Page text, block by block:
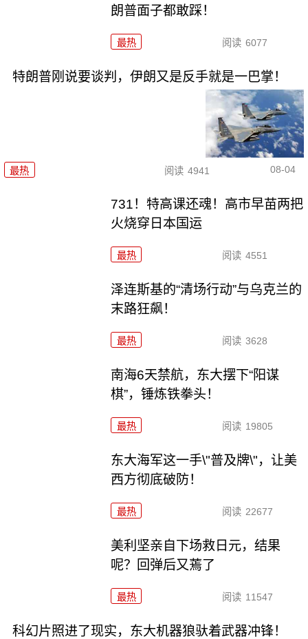
朗普面子都敢踩！
最热 阅读 6077
特朗普刚说要谈判，伊朗又是反手就是一巴掌！
最热 阅读 4941 08-04
731！特高课还魂！高市早苗两把
火烧穿日本国运
最热 阅读 4551
泽连斯基的“清场行动”与乌克兰的
末路狂飙！
最热 阅读 3628
南海6天禁航，东大摆下“阳谋
棋”，锤炼铁拳头！
最热 阅读 19805
东大海军这一手\"普及牌\"，让美
西方彻底破防！
最热 阅读 22677
美利坚亲自下场救日元，结果
呢？回弹后又蔫了
最热 阅读 11547
科幻片照进了现实，东大机器狼驮着武器冲锋！